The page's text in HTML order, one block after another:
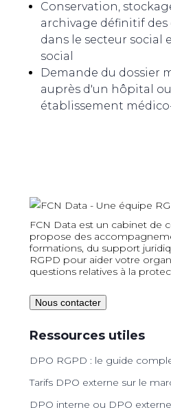
Conservation,
archivage définitif des
dans le secteur social
social
Demande du dossier
auprès d'un hôpital
établissement
FCN Data est un cabinet de
propose des
formations, du support
RGPD pour aider votre
questions relatives à la
Nous contacter
Ressources utiles
DPO RGPD : le guide
Tarifs DPO externe sur le
DPO interne ou DPO